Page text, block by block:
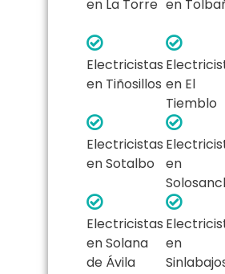
en La Torre en
Electricistas
en Tiñosillos en El
Tiemblo
Electricistas
en Sotalbo
en
Electricistas
en Solana
de Ávila
en